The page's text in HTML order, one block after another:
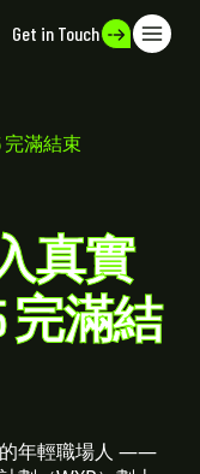
Get in Touch
完滿結束
真實
完滿結
的年輕職場人 ——